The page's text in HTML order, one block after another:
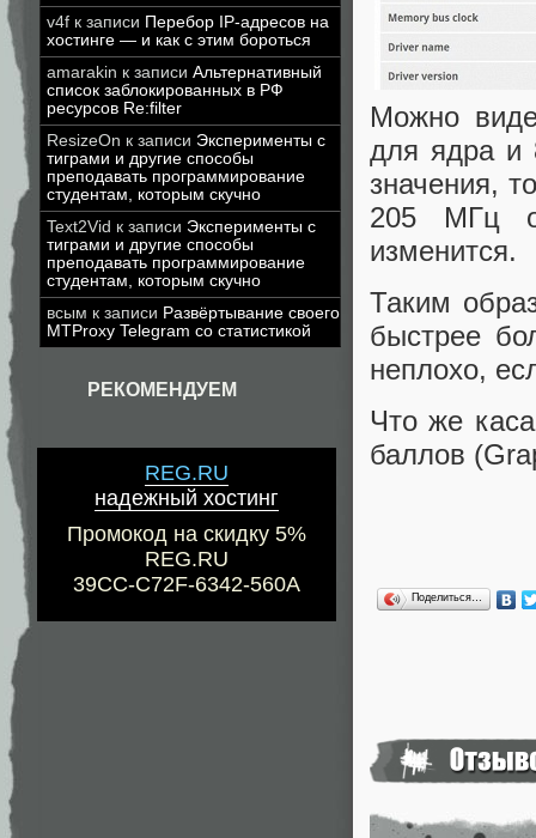
v4f к записи Перебор IP-адресов на
хостинге — и как с этим бороться
amarakin к записи Альтернативный
список заблокированных в РФ
ресурсов Re:filter
ResizeOn к записи Эксперименты с
тиграми и другие способы
преподавать программирование
студентам, которым скучно
Text2Vid к записи Эксперименты с
тиграми и другие способы
преподавать программирование
студентам, которым скучно
всым к записи Развёртывание своего
MTProxy Telegram со статистикой
РЕКОМЕНДУЕМ
REG.RU
надежный хостинг
Промокод на скидку 5%
REG.RU
39CC-C72F-6342-560A
Можно
для ядра и
значения,
205 МГц
изменится.
Таким
быстрее
неплохо,
Что же
баллов
Поделиться…